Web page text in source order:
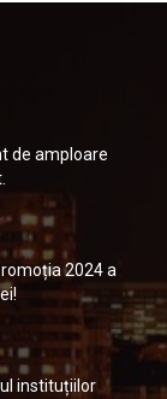
de amploare
2024 a
instituțiilor